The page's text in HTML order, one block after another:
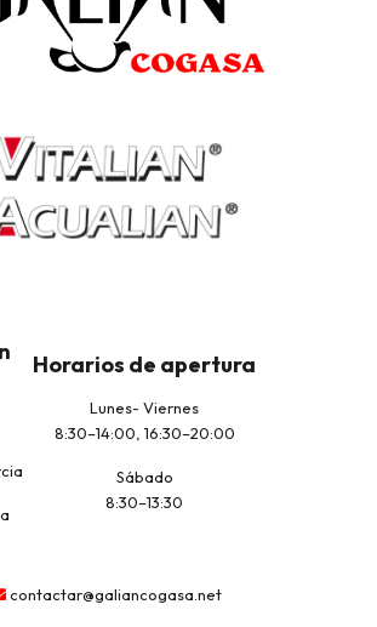
Horarios de apertura
Lunes- Viernes
8:30–14:00, 16:30–20:00
Sábado
8:30–13:30
contactar@galiancogasa.net